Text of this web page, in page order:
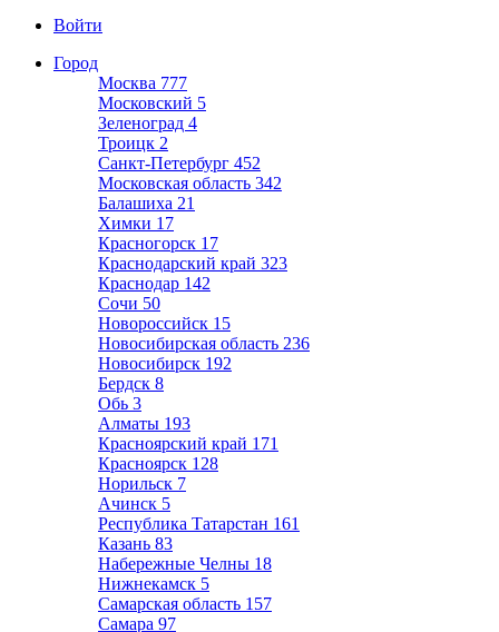
Войти
Город
Москва 777
Московский 5
Зеленоград 4
Троицк 2
Санкт-Петербург 452
Московская область 342
Балашиха 21
Химки 17
Красногорск 17
Краснодарский край 323
Краснодар 142
Сочи 50
Новороссийск 15
Новосибирская область 236
Новосибирск 192
Бердск 8
Обь 3
Алматы 193
Красноярский край 171
Красноярск 128
Норильск 7
Ачинск 5
Республика Татарстан 161
Казань 83
Набережные Челны 18
Нижнекамск 5
Самарская область 157
Самара 97